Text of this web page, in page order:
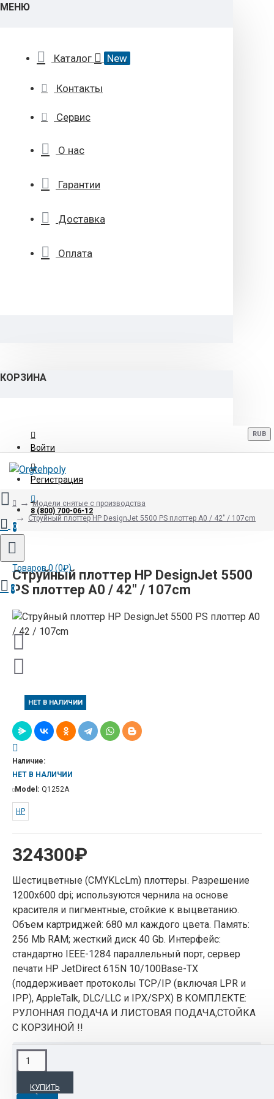
МЕНЮ
Каталог New
Контакты
Сервис
О нас
Гарантии
Доставка
Оплата
КОРЗИНА
Войти
Регистрация
8 (800) 700-06-12
RUB
0
Товаров 0 (0₽)
0
Модели снятые с производства
Струйный плоттер HP DesignJet 5500 PS плоттер A0 / 42" / 107cm
Струйный плоттер HP DesignJet 5500
PS плоттер A0 / 42" / 107cm
НЕТ В НАЛИЧИИ
324300₽
Наличие:
НЕТ В НАЛИЧИИ
Model: Q1252A
HP
Шестицветные (CMYKLcLm) плоттеры. Разрешение
1200х600 dpi; используются чернила на основе
красителя и пигментные, стойкие к выцветанию.
Объем картриджей: 680 мл каждого цвета. Память:
256 Mb RAM; жесткий диск 40 Gb. Интерфейс:
стандартно IEEE-1284 параллельный порт, сервер
печати HP JetDirect 615N 10/100Base-TX
(поддерживает протоколы TCP/IP (включая LPR и
IPP), AppleTalk, DLC/LLC и IPX/SPX) В КОМПЛЕКТЕ:
РУЛОННАЯ ПОДАЧА И ЛИСТОВАЯ ПОДАЧА,СТОЙКА
С КОРЗИНОЙ !!
КУПИТЬ
Шестицветные (CMYKLcLm) плоттеры.